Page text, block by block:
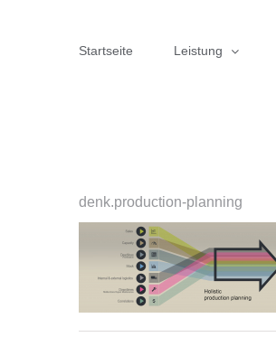
Startseite Leistung
denk.production-planning